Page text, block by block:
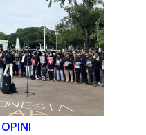
OPINI